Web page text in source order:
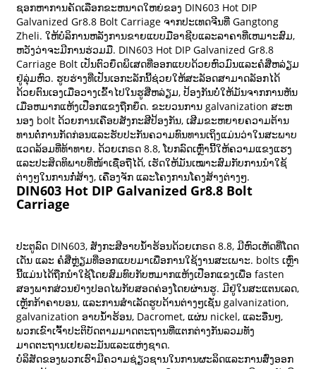
ຊອກຫາການຄັດເລືອກຂະຫນາດໃຫຍ່ຂອງ DIN603 Hot DIP
Galvanized Gr8.8 Bolt Carriage ຈາກປະເທດຈີນທີ່ Gangtong
Zheli. ໃຫ້ບໍລິການຫລັງການຂາຍແບບມືອາຊີບແລະລາຄາທີ່ເຫມາະສົມ,
ຫວັງວ່າຈະມີການຮ່ວມມື. DIN603 Hot DIP Galvanized Gr8.8
Carriage Bolt ເປັນຕົວຍຶດພິເສດທີ່ອອກແບບດ້ວຍຫົວມົນແລະຄໍສີ່ຫລ່ຽມ
ຢູ່ລຸ່ມຫົວ. ຮູບຮ່າງທີ່ເປັນເອກະລັກນີ້ຊ່ວຍໃຫ້ສະລັອດສາມາດລັອກໄດ້
ດ້ວຍຕົນເອງເມື່ອວາງເຂົ້າໄປໃນຮູສີ່ຫລ່ຽມ, ປ້ອງກັນບໍ່ໃຫ້ມັນຈາກການຫັນ
ເມື່ອຫມາກແຫ້ງເປືອກແຂງຖືກຍຶດ. ຂະບວນການ galvanization ສະຫ
ນອງ bolt ດ້ວຍການເຄືອບສັງກະສີປ້ອງກັນ, ເສີມຂະຫຍາຍຄວາມຕ້ານ
ທານຕໍ່ການກັດກ່ອນແລະຮັບປະກັນຄວາມທົນທານເຖິງແມ່ນວ່າໃນສະພາບ
ແວດລ້ອມທີ່ທ້າທາຍ. ດ້ວຍເກຣດ 8.8, ໂບກລົດເຫຼົ່ານີ້ໃຫ້ຄວາມແຂງແຮງ
ແລະປະສິດທິພາບທີ່ໜ້າເຊື່ອຖືໄດ້, ເຮັດໃຫ້ມັນເໝາະສົມກັບການນຳໃຊ້
ຕ່າງໆໃນການກໍ່ສ້າງ, ເຄື່ອງຈັກ ແລະໂຄງການໂຄງສ້າງຕ່າງໆ.
DIN603 Hot DIP Galvanized Gr8.8 Bolt
Carriage
ປະຕູລົດ DIN603, ສັງກະສີອາບນໍ້າຮ້ອນດ້ວຍເກຣດ 8.8, ມີຫົວເຫັດທີ່ໂດດ
ເດັ່ນ ແລະ ຄໍສີ່ຫຼ່ຽມທີ່ອອກແບບມາເພື່ອການໃຊ້ງານສະເພາະ. bolts ເຫຼົ່າ
ນີ້ແມ່ນໄດ້ຖືກນໍາໃຊ້ໂດຍສົມທົບກັບຫມາກແຫ້ງເປືອກແຂງເພື່ອ fasten
ສອງພາກສ່ວນຢ່າງປອດໄພກັບສອດຄ່ອງໂດຍຜ່ານຮູ. ມີຢູ່ໃນສະແຕນເລດ,
ເຫຼັກກ້າຄາບອນ, ແລະການສໍາເລັດຮູບດ້ານຕ່າງໆເຊັ່ນ galvanization,
galvanization ອາບນ້ໍາຮ້ອນ, Dacromet, ແຜ່ນ nickel, ແລະອື່ນໆ,
ພວກເຂົາເຈົ້າປະຕິບັດຕາມມາດຕະຖານທີ່ແຕກຕ່າງກັນລວມທັງ
ມາດຕະຖານເຢຍລະມັນແລະແຫ່ງຊາດ.
ບໍລິສັດຂອງພວກເຮົາມີຄວາມຊ່ຽວຊານໃນການຜະລິດແລະການສົ່ງອອກ